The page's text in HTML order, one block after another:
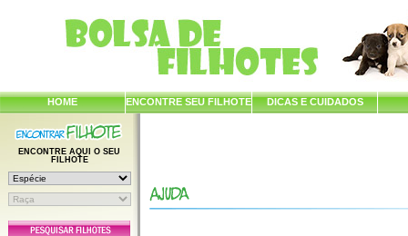
HOME ENCONTRE SEU FILHOTE DICAS E CUIDADOS
ENCONTRE AQUI O SEU
FILHOTE